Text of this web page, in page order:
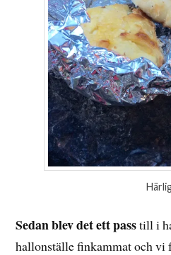
Sedan blev det ett passtill i
hallonställe finkammat och vi